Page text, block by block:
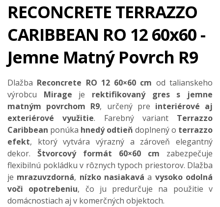
RECONCRETE TERRAZZO
CARIBBEAN RO 12 60x60 -
Jemne Matný Povrch R9
Dlažba Reconcrete RO 12 60×60 cm od talianskeho
výrobcu Mirage je rektifikovaný gres s jemne
matným povrchom R9, určený pre interiérové aj
exteriérové využitie. Farebný variant Terrazzo
Caribbean ponúka hnedý odtieň doplnený o terrazzo
efekt, ktorý vytvára výrazný a zároveň elegantný
dekor. Štvorcový formát 60×60 cm zabezpečuje
flexibilnú pokládku v rôznych typoch priestorov. Dlažba
je mrazuvzdorná, nízko nasiakavá a vysoko odolná
voči opotrebeniu, čo ju predurčuje na použitie v
domácnostiach aj v komerčných objektoch.